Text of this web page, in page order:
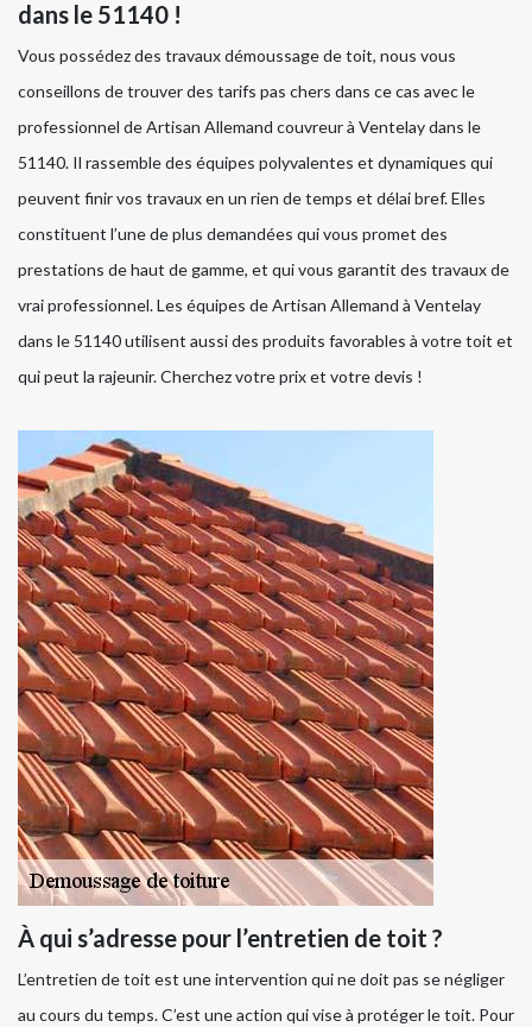
dans le 51140 !
Vous possédez des travaux démoussage de toit, nous vous
conseillons de trouver des tarifs pas chers dans ce cas avec le
professionnel de Artisan Allemand couvreur à Ventelay dans le
51140. Il rassemble des équipes polyvalentes et dynamiques qui
peuvent finir vos travaux en un rien de temps et délai bref. Elles
constituent l’une de plus demandées qui vous promet des
prestations de haut de gamme, et qui vous garantit des travaux de
vrai professionnel. Les équipes de Artisan Allemand à Ventelay
dans le 51140 utilisent aussi des produits favorables à votre toit et
qui peut la rajeunir. Cherchez votre prix et votre devis !
À qui s’adresse pour l’entretien de toit ?
L’entretien de toit est une intervention qui ne doit pas se négliger
au cours du temps. C’est une action qui vise à protéger le toit. Pour